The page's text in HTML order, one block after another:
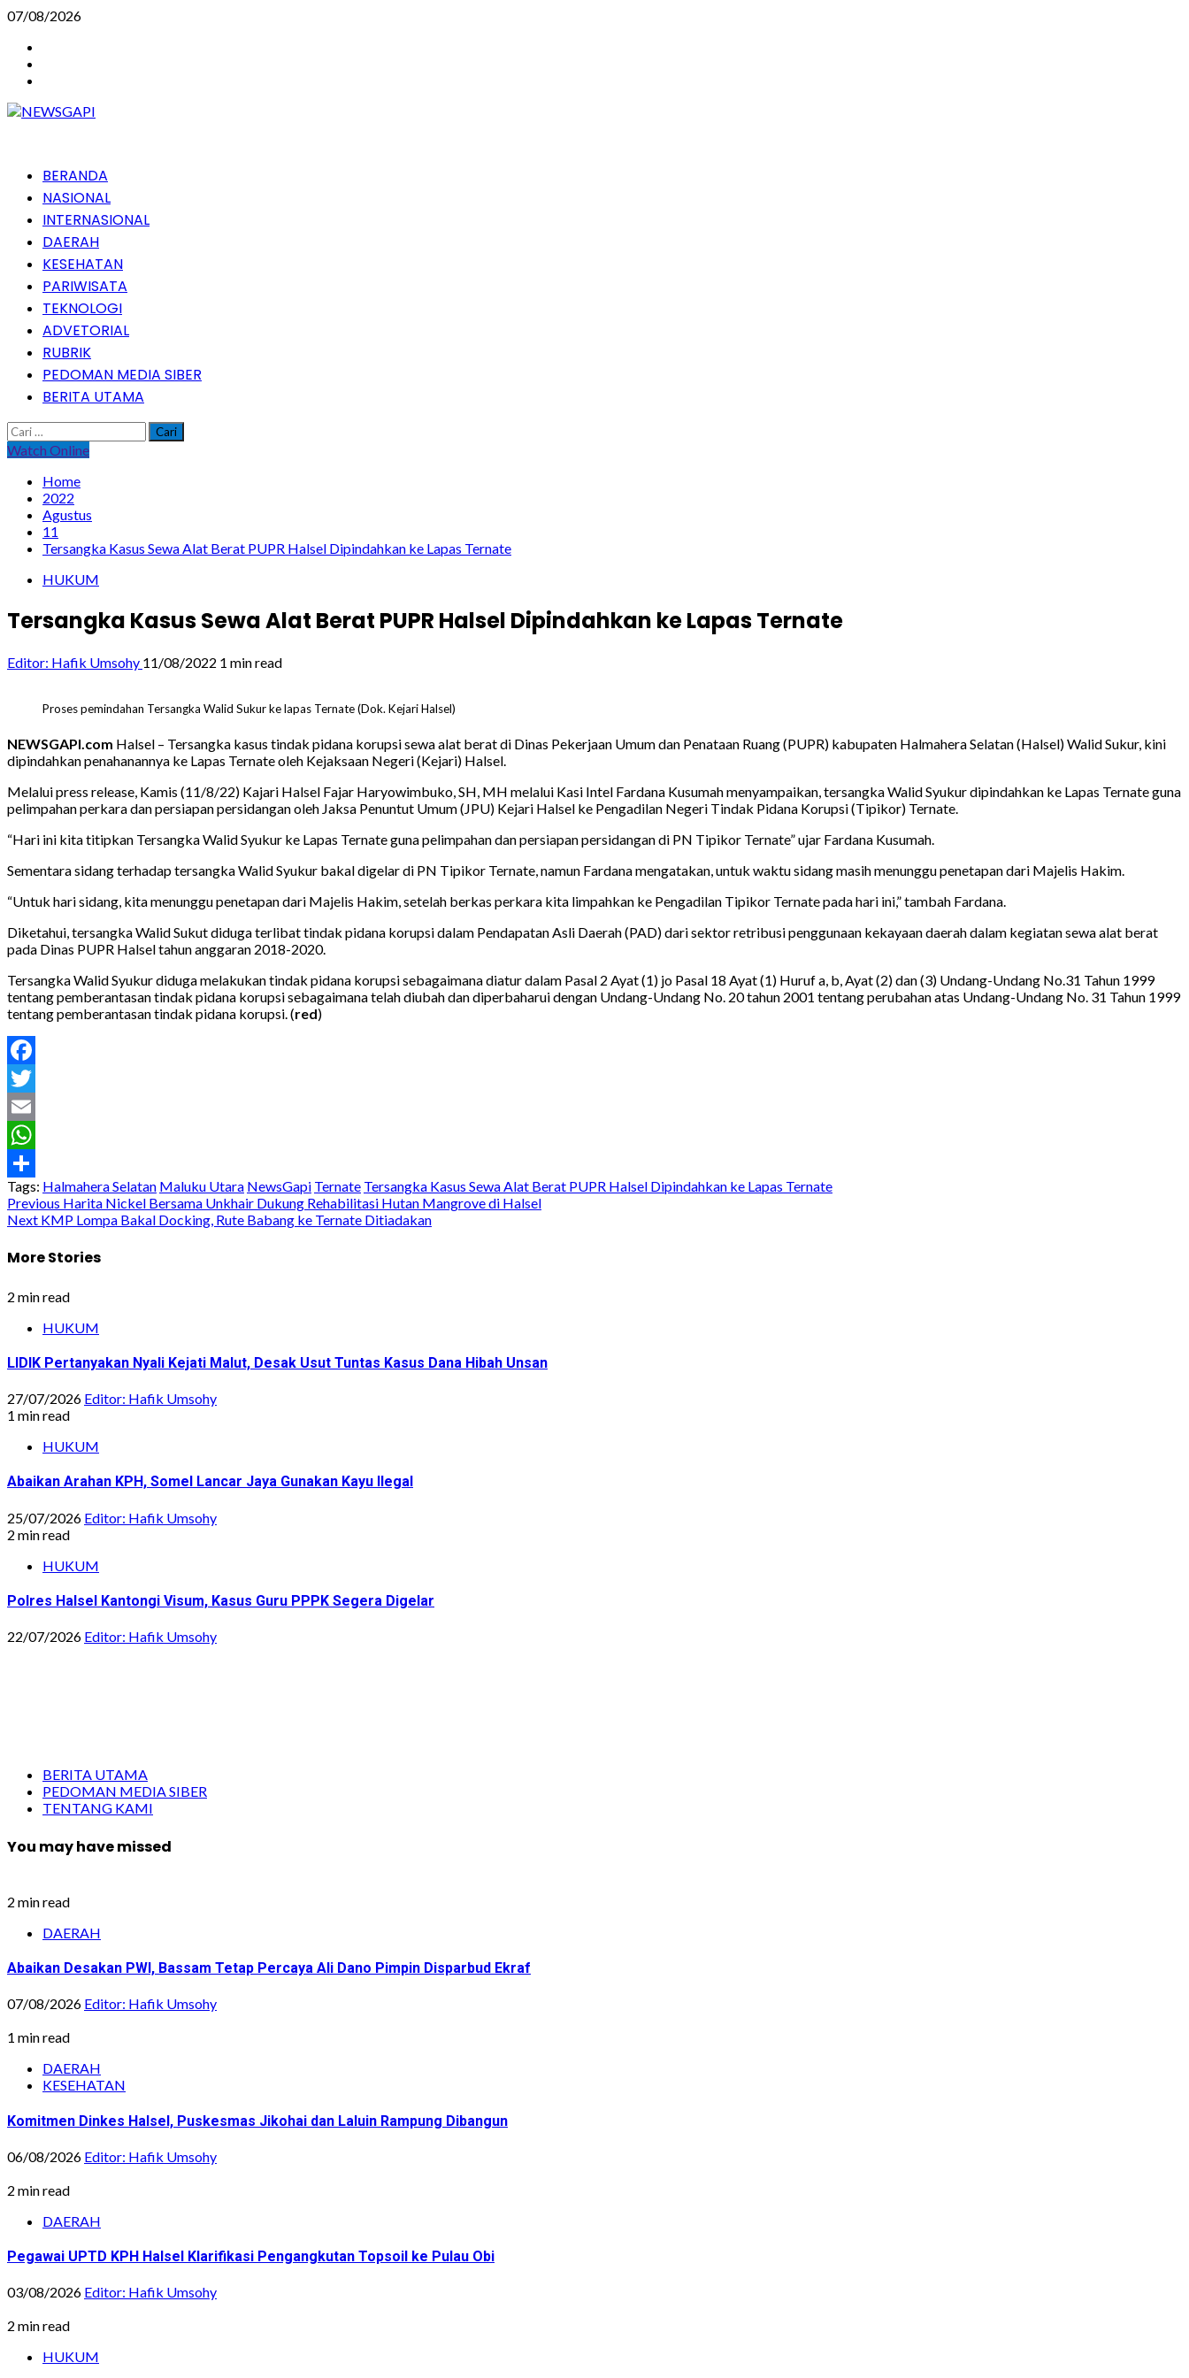
Skip
content
07/08/2026
PrimaryBERANDA
NASIONAL
INTERNASIONAL
DAERAH
KESEHATAN
PARIWISATA
TEKNOLOGI
ADVETORIAL
RUBRIK
PEDOMAN MEDIA SIBER
BERITA UTAMA
Cari
untuk:
Watch Online
Home
2022
Agustus
11
Tersangka Kasus Sewa Alat Berat PUPR Halsel Dipindahkan ke Lapas Ternate
HUKUM
Tersangka Kasus Sewa Alat Berat PUPR Halsel Dipindahkan ke Lapas Ternate
Editor: Hafik Umsohy 11/08/2022 1 min read
Proses pemindahan Tersangka Walid Sukur ke lapas Ternate (Dok. Kejari Halsel)
NEWSGAPI.com Halsel – Tersangka kasus tindak pidana korupsi sewa alat berat di Dinas Pekerjaan Umum dan Penataan Ruang (PUPR) kabupaten Halmahera Selatan (Halsel) Walid Sukur, kini
dipindahkan penahanannya ke Lapas Ternate oleh Kejaksaan Negeri (Kejari) Halsel.
Melalui press release, Kamis (11/8/22) Kajari Halsel Fajar Haryowimbuko, SH, MH melalui Kasi Intel Fardana Kusumah menyampaikan, tersangka Walid Syukur dipindahkan ke Lapas Ternate guna
pelimpahan perkara dan persiapan persidangan oleh Jaksa Penuntut Umum (JPU) Kejari Halsel ke Pengadilan Negeri Tindak Pidana Korupsi (Tipikor) Ternate.
“Hari ini kita titipkan Tersangka Walid Syukur ke Lapas Ternate guna pelimpahan dan persiapan persidangan di PN Tipikor Ternate” ujar Fardana Kusumah.
Sementara sidang terhadap tersangka Walid Syukur bakal digelar di PN Tipikor Ternate, namun Fardana mengatakan, untuk waktu sidang masih menunggu penetapan dari Majelis Hakim.
“Untuk hari sidang, kita menunggu penetapan dari Majelis Hakim, setelah berkas perkara kita limpahkan ke Pengadilan Tipikor Ternate pada hari ini,” tambah Fardana.
Diketahui, tersangka Walid Sukut diduga terlibat tindak pidana korupsi dalam Pendapatan Asli Daerah (PAD) dari sektor retribusi penggunaan kekayaan daerah dalam kegiatan sewa alat berat
pada Dinas PUPR Halsel tahun anggaran 2018-2020.
Tersangka Walid Syukur diduga melakukan tindak pidana korupsi sebagaimana diatur dalam Pasal 2 Ayat (1) jo Pasal 18 Ayat (1) Huruf a, b, Ayat (2) dan (3) Undang-Undang No.31 Tahun 1999
tentang pemberantasan tindak pidana korupsi sebagaimana telah diubah dan diperbaharui dengan Undang-Undang No. 20 tahun 2001 tentang perubahan atas Undang-Undang No. 31 Tahun 1999
tentang pemberantasan tindak pidana korupsi. (red)
Facebook
Twitter
Email
WhatsApp
Share
Tags: Halmahera Selatan Maluku Utara NewsGapi Ternate Tersangka Kasus Sewa Alat Berat PUPR Halsel Dipindahkan ke Lapas Ternate
Post
Previous Harita Nickel Bersama Unkhair Dukung Rehabilitasi Hutan Mangrove di Halsel
Next KMP Lompa Bakal Docking, Rute Babang ke Ternate Ditiadakan
More Stories
2 min read
HUKUM
LIDIK Pertanyakan Nyali Kejati Malut, Desak Usut Tuntas Kasus Dana Hibah Unsan
27/07/2026 Editor: Hafik Umsohy
1 min read
HUKUM
Abaikan Arahan KPH, Somel Lancar Jaya Gunakan Kayu Ilegal
25/07/2026 Editor: Hafik Umsohy
2 min read
HUKUM
Polres Halsel Kantongi Visum, Kasus Guru PPPK Segera Digelar
22/07/2026 Editor: Hafik Umsohy
BERITA UTAMA
PEDOMAN MEDIA SIBER
TENTANG KAMI
You may have missed
2 min read
DAERAH
Abaikan Desakan PWI, Bassam Tetap Percaya Ali Dano Pimpin Disparbud Ekraf
07/08/2026 Editor: Hafik Umsohy
1 min read
DAERAH
KESEHATAN
Komitmen Dinkes Halsel, Puskesmas Jikohai dan Laluin Rampung Dibangun
06/08/2026 Editor: Hafik Umsohy
2 min read
DAERAH
Pegawai UPTD KPH Halsel Klarifikasi Pengangkutan Topsoil ke Pulau Obi
03/08/2026 Editor: Hafik Umsohy
2 min read
HUKUM